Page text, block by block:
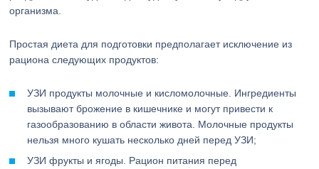
организма.
Простая диета для подготовки предполагает исключение из
рациона следующих продуктов:
УЗИ продукты молочные и кисломолочные. Ингредиенты
вызывают брожение в кишечнике и могут привести к
газообразованию в области живота. Молочные продукты
нельзя много кушать несколько дней перед УЗИ;
УЗИ фрукты и ягоды. Рацион питания перед